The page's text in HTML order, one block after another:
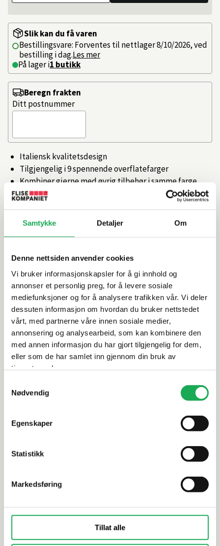
Samtykke Detaljer Om
Denne nettsiden anvender cookies
Vi bruker informasjonskapsler for å gi innhold og
annonser et personlig preg, for å levere sosiale
mediefunksjoner og for å analysere trafikken vår. Vi deler
dessuten informasjon om hvordan du bruker nettstedet
vårt, med partnerne våre innen sosiale medier,
annonsering og analysearbeid, som kan kombinere den
med annen informasjon du har gjort tilgjengelig for dem,
eller som de har samlet inn gjennom din bruk av
tjenestene deres.
Nødvendig
Egenskaper
Statistikk
Markedsføring
Tillat alle
Slik kan du få varen
Bestillingsvare: Forventes til nettlager 8/10/2026, ved
bestilling i dag.Les mer
På lager i1 butikk
Italiensk kvalitetsdesign
Tilgjengelig i 9 spennende overflatefarger
Kombiner gjerne med øvrig tilbehør i samme farge
Artikkelnr.101347926
Beregn frakten
Ditt postnummer
Produktinformasjon
Spesifikasjoner
Leveringsinformasjon
Alternative produkter
BESLAG DESIGN
BASE
(enkel),
BESLAG